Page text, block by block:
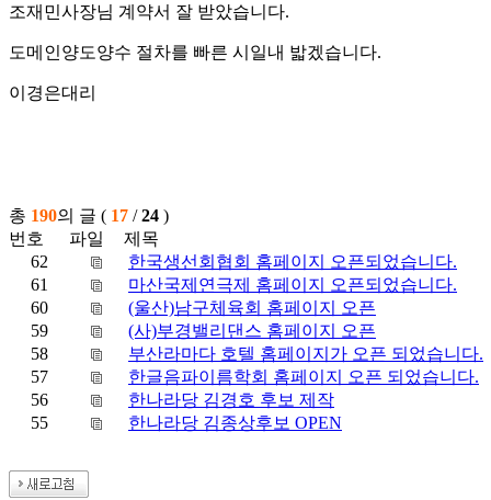
조재민사장님 계약서 잘 받았습니다.
도메인양도양수 절차를 빠른 시일내 밟겠습니다.
이경은대리
총 190의 글 ( 17 /24 )
번호
파일
제목
62
한국생선회협회 홈페이지 오픈되었습니다.
61
마산국제연극제 홈페이지 오픈되었습니다.
60
(울산)남구체육회 홈페이지 오픈
59
(사)부경밸리댄스 홈페이지 오픈
58
부산라마다 호텔 홈페이지가 오픈 되었습니다.
57
한글음파이름학회 홈페이지 오픈 되었습니다.
56
한나라당 김경호 후보 제작
55
한나라당 김종상후보 OPEN